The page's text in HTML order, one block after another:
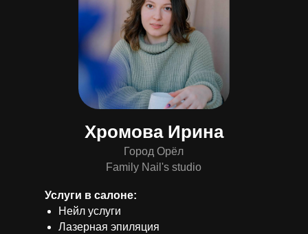
Хромова Ирина
Город Орёл
Family Nail's studio
Услуги в салоне:
Нейл услуги
Лазерная эпиляция